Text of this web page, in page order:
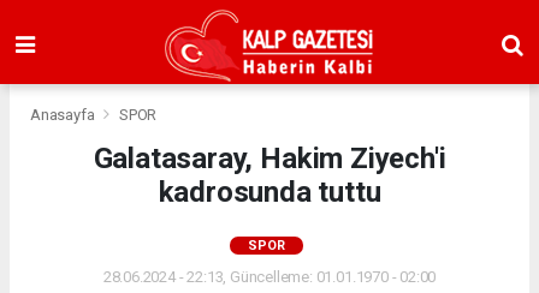
Anasayfa SPOR
Galatasaray, Hakim Ziyech'i
kadrosunda tuttu
SPOR
28.06.2024 - 22:13, Güncelleme: 01.01.1970 - 02:00